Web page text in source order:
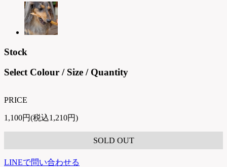
Stock
Select Colour / Size / Quantity
PRICE
1,100円(税込1,210円)
SOLD OUT
LINEで問い合わせる